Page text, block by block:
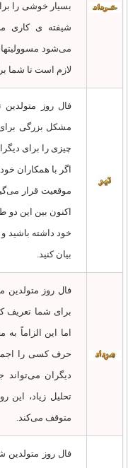
بسیار خوشی را
شیفته ی کاری
می‌شود
لازم است تا شما
فال روز
مشکل بزرگی برای
چیزی را برای
اگر با همکاران
موقعیت قرار
اکنون بین این
خود داشته باشید
بیان کنید.
فال روز متولدین
برای شما تعریف
اما این الزاماً
حرف کسی را
دیگران می‌تواند
تحلیل زیاد، این
متوقف می‌کند.
فال روز متولدین